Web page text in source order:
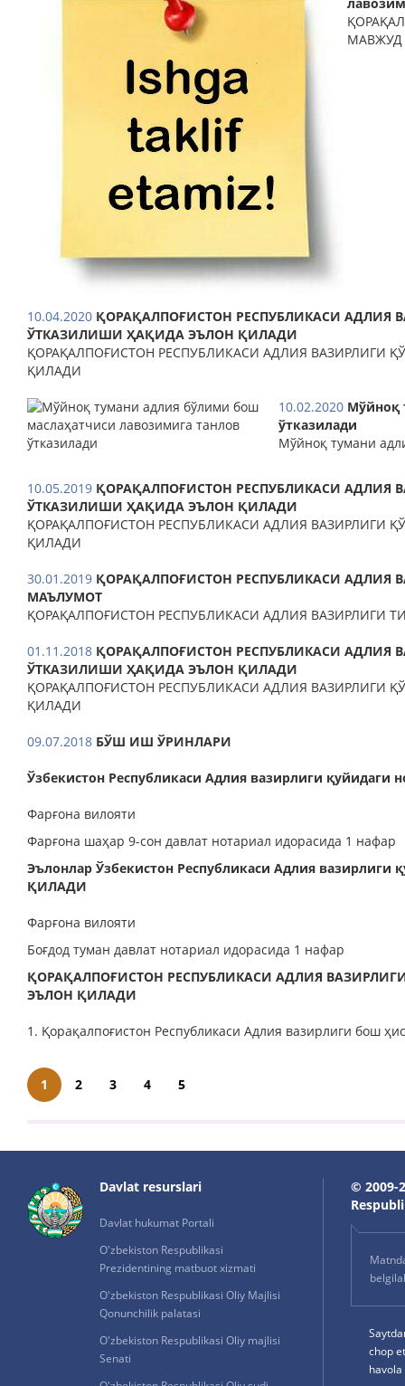
10.04.2020 ҚОРАҚАЛПОҒИСТОН РЕСПУБЛИКАСИ
ЎТКАЗИЛИШИ ҲАҚИДА ЭЪЛОН ҚИЛАДИ
ҚОРАҚАЛПОҒИСТОН РЕСПУБЛИКАСИ АДЛИЯ ВАЗИРЛИГИ
ҚИЛАДИ
10.02.2020 Мўйноқ
ўтказилади
Мўйноқ тумани
10.05.2019 ҚОРАҚАЛПОҒИСТОН РЕСПУБЛИКАСИ
ЎТКАЗИЛИШИ ҲАҚИДА ЭЪЛОН ҚИЛАДИ
ҚОРАҚАЛПОҒИСТОН РЕСПУБЛИКАСИ АДЛИЯ ВАЗИРЛИГИ
ҚИЛАДИ
30.01.2019 ҚОРАҚАЛПОҒИСТОН РЕСПУБЛИКАСИ
МАЪЛУМОТ
ҚОРАҚАЛПОҒИСТОН РЕСПУБЛИКАСИ АДЛИЯ
01.11.2018 ҚОРАҚАЛПОҒИСТОН РЕСПУБЛИКАСИ
ЎТКАЗИЛИШИ ҲАҚИДА ЭЪЛОН ҚИЛАДИ
ҚОРАҚАЛПОҒИСТОН РЕСПУБЛИКАСИ АДЛИЯ ВАЗИРЛИГИ
ҚИЛАДИ
09.07.2018 БЎШ ИШ ЎРИНЛАРИ
Ўзбекистон Республикаси Адлия вазирлиги
Фарғона вилояти
Фарғона шаҳар 9-сон давлат нотариал идорасида 1 нафар
Эълонлар Ўзбекистон Республикаси Адлия
ҚИЛАДИ
Фарғона вилояти
Боғдод туман давлат нотариал идорасида 1 нафар
ҚОРАҚАЛПОҒИСТОН РЕСПУБЛИКАСИ АДЛИЯ
ЭЪЛОН ҚИЛАДИ
1. Қорақалпоғистон Республикаси Адлия вазирлиги бош
1 2 3 4 5
Davlat resurslari
Davlat hukumat Portali
O'zbekiston Respublikasi
Prezidentining matbuot xizmati
O'zbekiston Respublikasi Oliy Majlisi
Qonunchilik palatasi
O'zbekiston Respublikasi Oliy majlisi
Senati
© 2009-
chop